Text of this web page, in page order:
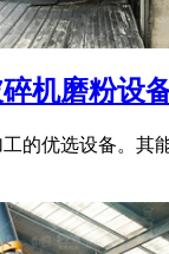
机磨粉设
的优选设备。其